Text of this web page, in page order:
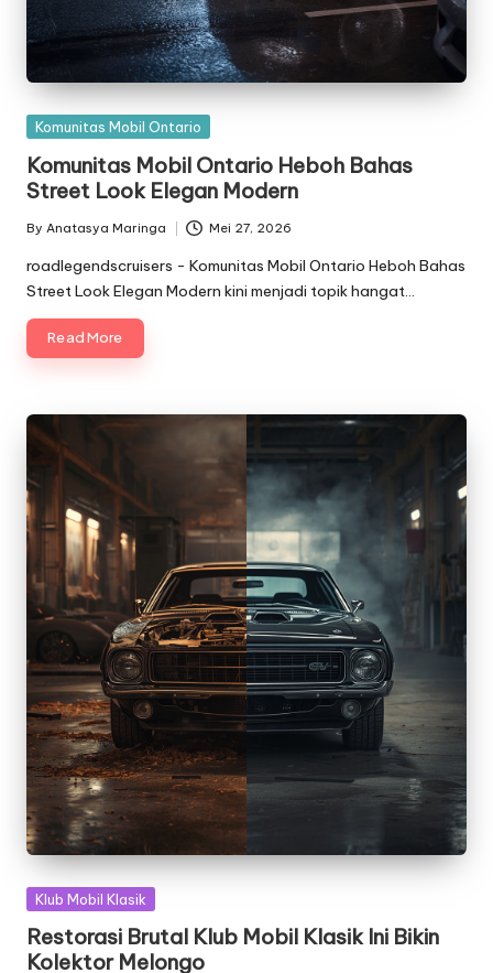
Posted
Komunitas Mobil Ontario
Komunitas Mobil Ontario Heboh Bahas
Street Look Elegan Modern
Posted
by
By Anatasya Maringa Mei 27, 2026
roadlegendscruisers - Komunitas Mobil Ontario Heboh Bahas
Street Look Elegan Modern kini menjadi topik hangat…
Read More
Posted
Klub Mobil Klasik
Restorasi Brutal Klub Mobil Klasik Ini Bikin
Kolektor Melongo